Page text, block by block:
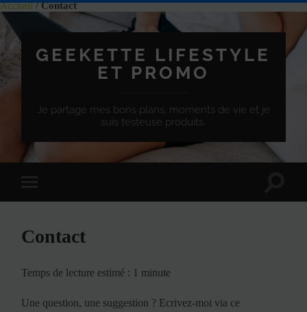
Accueil/Contact
GEEKETTE LIFESTYLE
ET PROMO
Je partage mes bons plans, moments de vie et je
suis testeuse produits.
à
mobile
Contact
Temps de lecture estimé : 1 minute
Une question, une suggestion ? Ecrivez-moi via ce